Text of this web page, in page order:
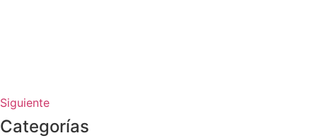
Siguiente
Categorías